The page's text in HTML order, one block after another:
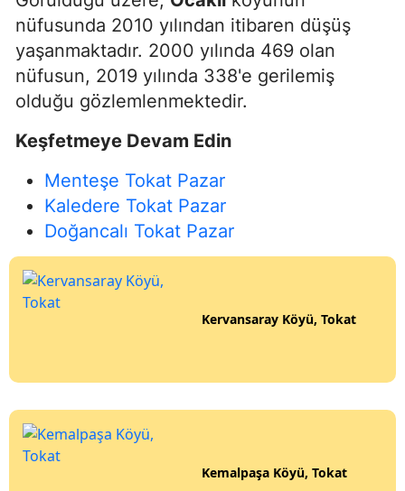
nüfusunda 2010 yılından itibaren düşüş
yaşanmaktadır. 2000 yılında 469 olan
nüfusun, 2019 yılında 338'e gerilemiş
olduğu gözlemlenmektedir.
Keşfetmeye Devam Edin
Menteşe Tokat Pazar
Kaledere Tokat Pazar
Doğancalı Tokat Pazar
Kervansaray Köyü, Tokat
Kemalpaşa Köyü, Tokat